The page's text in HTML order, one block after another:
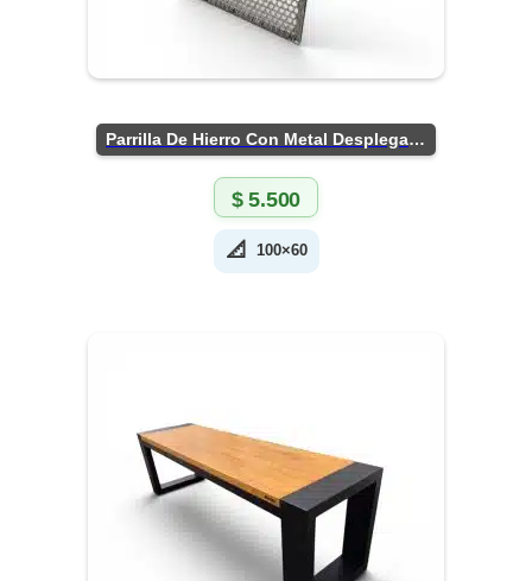
Parrilla De Hierro Con Metal Desplegado
$5.500
📐 100×60